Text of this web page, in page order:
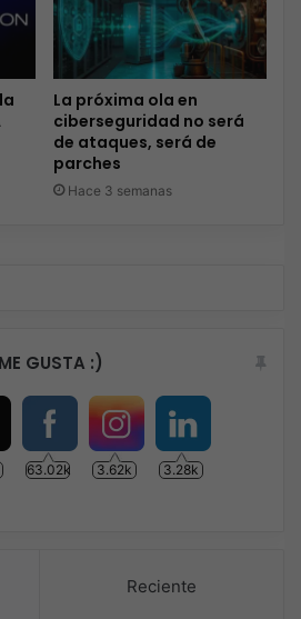
La próxima ola en
ciberseguridad no será
de ataques, será de
parches
Hace 3 semanas
GUSTA :)
63.02k 3.62k 3.28k
Reciente